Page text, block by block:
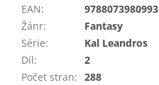
EAN:
9788073980993
Žánr:
Fantasy
Série:
Kal Leandros
Díl:
2
Počet stran: 288